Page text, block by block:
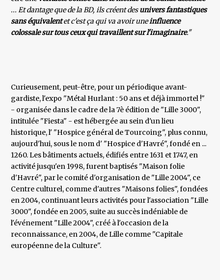
... Et dantage que de la BD, ils créent desunivers fantastiques
sans équivalentet c'est ça qui va avoir uneinfluence
colossalesur tous ceux qui travaillent sur l'imaginaire."
Curieusement, peut-être, pour un périodique avant-
gardiste, l'expo "Métal Hurlant : 50 ans et déjà immortel !"
- organisée dans le cadre de la 7è édition de "Lille 3000",
intitulée "Fiesta" - est hébergée au sein d'un lieu
historique, l' "Hospice général de Tourcoing", plus connu,
aujourd'hui, sous le nom d' "Hospice d'Havré", fondé en ...
1260. Les bâtiments actuels, édifiés entre 1631 et 1747, en
activité jusqu'en 1998, furent baptisés "Maison folie
d'Havré", par le comité d'organisation de "Lille 2004", ce
Centre culturel, comme d'autres "Maisons folies", fondées
en 2004, continuant leurs activités pour l'association "Lille
3000", fondée en 2005, suite au succès indéniable de
l'événement "Lille 2004", créé à l'occasion de la
reconnaissance, en 2004, de Lille comme "Capitale
européenne de la Culture".